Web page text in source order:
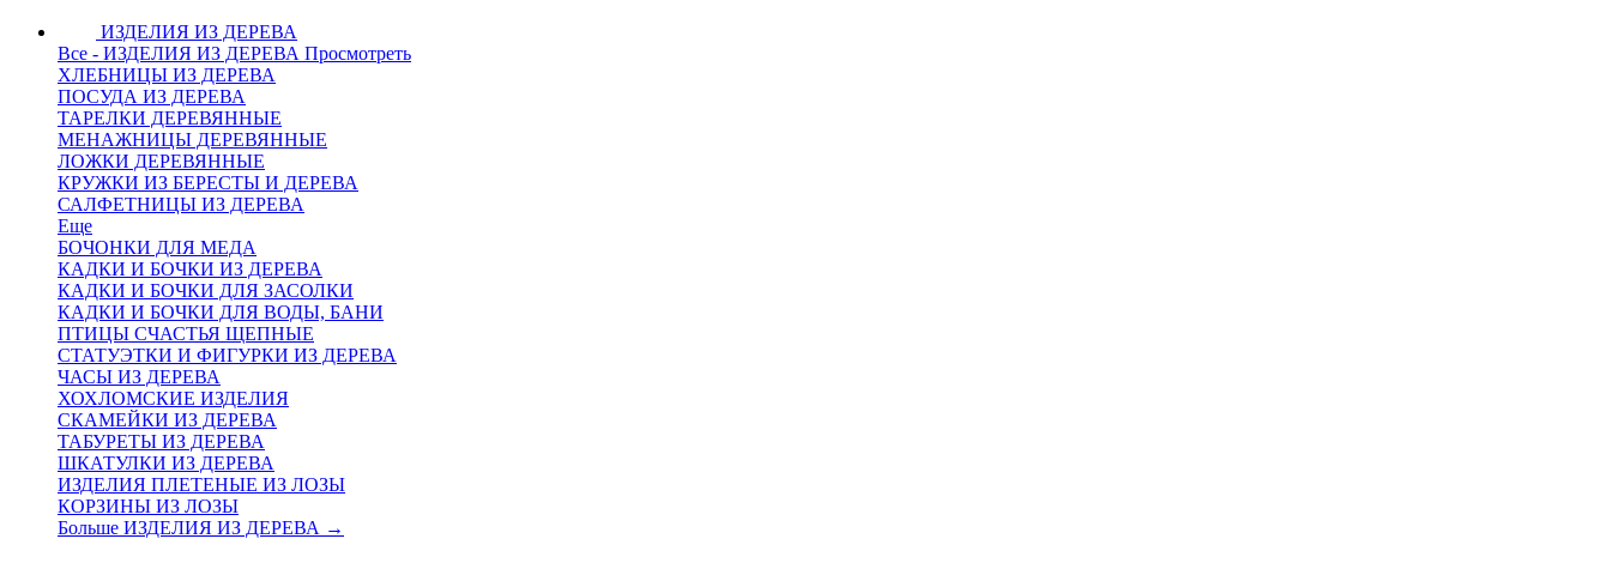
ИЗДЕЛИЯ ИЗ ДЕРЕВА
Все - ИЗДЕЛИЯ ИЗ ДЕРЕВА Просмотреть
ХЛЕБНИЦЫ ИЗ ДЕРЕВА
ПОСУДА ИЗ ДЕРЕВА
ТАРЕЛКИ ДЕРЕВЯННЫЕ
МЕНАЖНИЦЫ ДЕРЕВЯННЫЕ
ЛОЖКИ ДЕРЕВЯННЫЕ
КРУЖКИ ИЗ БЕРЕСТЫ И ДЕРЕВА
САЛФЕТНИЦЫ ИЗ ДЕРЕВА
Еще
БОЧОНКИ ДЛЯ МЕДА
КАДКИ И БОЧКИ ИЗ ДЕРЕВА
КАДКИ И БОЧКИ ДЛЯ ЗАСОЛКИ
КАДКИ И БОЧКИ ДЛЯ ВОДЫ, БАНИ
ПТИЦЫ СЧАСТЬЯ ЩЕПНЫЕ
СТАТУЭТКИ И ФИГУРКИ ИЗ ДЕРЕВА
ЧАСЫ ИЗ ДЕРЕВА
ХОХЛОМСКИЕ ИЗДЕЛИЯ
СКАМЕЙКИ ИЗ ДЕРЕВА
ТАБУРЕТЫ ИЗ ДЕРЕВА
ШКАТУЛКИ ИЗ ДЕРЕВА
ИЗДЕЛИЯ ПЛЕТЕНЫЕ ИЗ ЛОЗЫ
КОРЗИНЫ ИЗ ЛОЗЫ
Больше ИЗДЕЛИЯ ИЗ ДЕРЕВА →